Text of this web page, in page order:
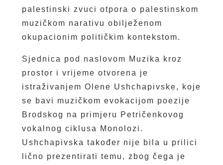
palestinski zvuci otpora o palestinskom
muzičkom narativu obilježenom
okupacionim političkim kontekstom.
Sjednica pod naslovom Muzika kroz
prostor i vrijeme otvorena je
istraživanjem Olene Ushchapivske, koje
se bavi muzičkom evokacijom poezije
Brodskog na primjeru Petričenkovog
vokalnog ciklusa Monolozi.
Ushchapivska također nije bila u prilici
lično prezentirati temu, zbog čega je